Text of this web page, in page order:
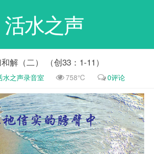
活水之声
解（二） （创33：1-11）
水之声录音室 758℃ 0评论